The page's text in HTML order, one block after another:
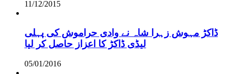
11/12/2015
ڈاکڑ مہوش زہرا شاہ نے وادی حراموش کی پہلی
لیڈی ڈاکڑ کا اعزاز حاصل کر لیا
05/01/2016